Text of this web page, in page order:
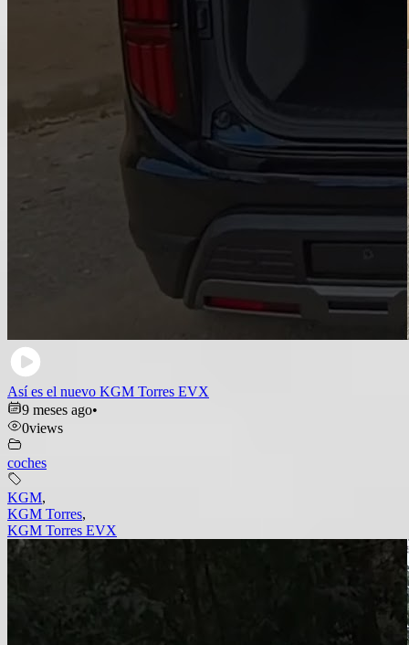
Así es el nuevo KGM Torres EVX
9 meses ago•
0views
coches
KGM,
KGM Torres,
KGM Torres EVX